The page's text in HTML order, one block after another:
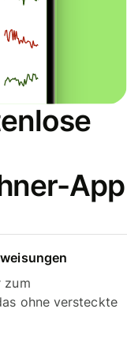
App
zum
ohne versteckte